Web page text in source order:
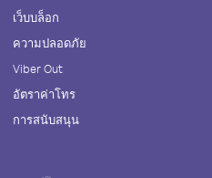
เว็บบล็อก
ความปลอดภัย
Viber Out
อัตราค่าโทร
การสนับสนุน